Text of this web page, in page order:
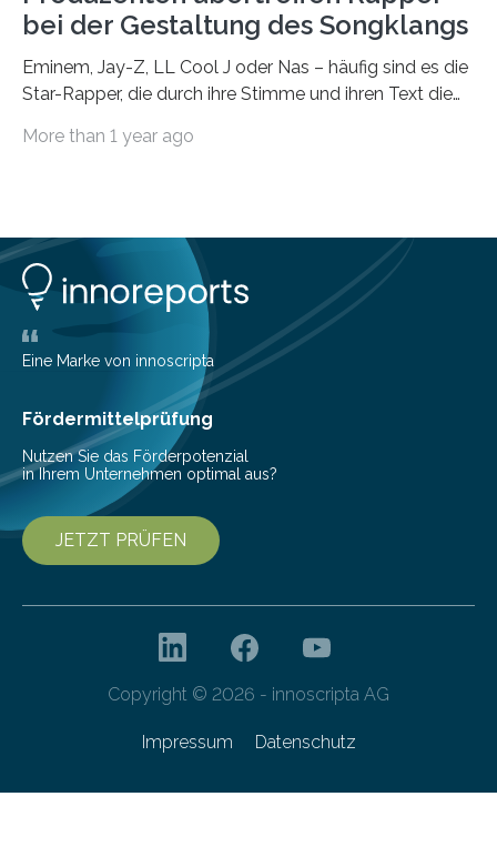
bei der Gestaltung des Songklangs
Eminem, Jay-Z, LL Cool J oder Nas – häufig sind es die
Star-Rapper, die durch ihre Stimme und ihren Text die
beanspruchen. In der Fachliteratur finden sich bislang
Universität Hamburg konnte nun in einer im Journal of
the Audio Engineering Society veröffentlichten Studie
belegen, dass es eindeutig die Produzenten sind. Um
die…
More than 1 year ago
Eine Marke von innoscripta
Fördermittelprüfung
Nutzen Sie das Förderpotenzial
in Ihrem Unternehmen optimal aus?
JETZT PRÜFEN
Copyright © 2026 - innoscripta AG
Impressum Datenschutz